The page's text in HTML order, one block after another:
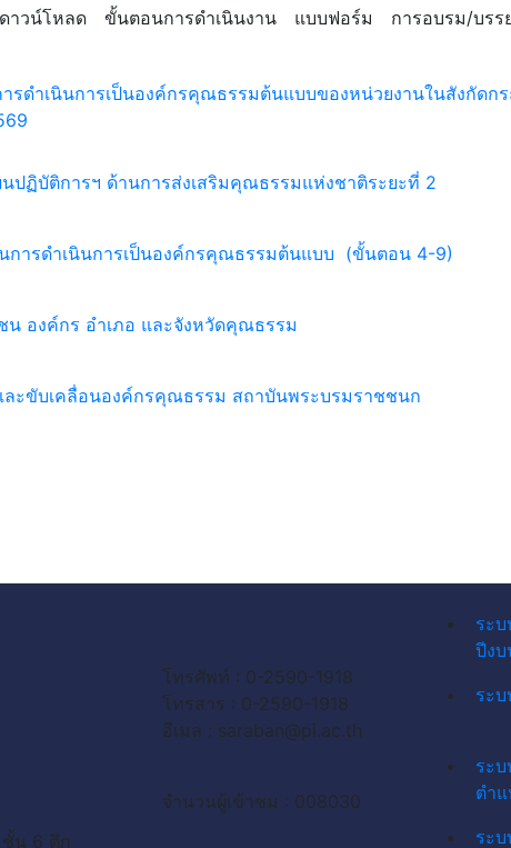
าวน์โหลด ขั้นตอนการดำเนินงาน แบบฟอร์ม การอบรม/บรร
รดำเนินการเป็นองค์กรคุณธรรมต้นแบบของหน่วยงานในสังกัดก
ปฏิบัติการฯ ด้านการส่งเสริมคุณธรรมแห่งชาติระยะที่ 2
การดำเนินการเป็นองค์กรคุณธรรมต้นแบบ (ขั้นตอน 4-9)
น องค์กร อำเภอ และจังหวัดคุณธรรม
ละขับเคลื่อนองค์กรคุณธรรม สถาบันพระบรมราชชนก
น 6 ตึก
โทรศัพท์ : 0-2590-1918
โทรสาร : 0-2590-1918
อีเมล : saraban@pi.ac.th
จำนวนผู้เข้าชม : 008030
ระ
ปีง
ระ
ระ
ตำ
ระ